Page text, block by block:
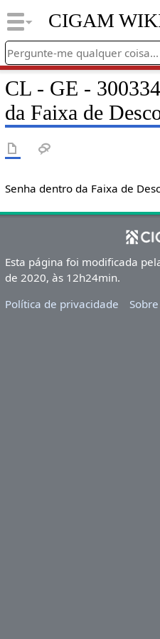
CIGAM
CL - GE -
da Faixa de
Senha dentro da Faixa de
Esta página foi modificada
de 2020, às 12h24min.
Política de privacidade